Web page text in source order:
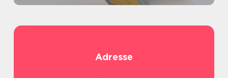
Adresse